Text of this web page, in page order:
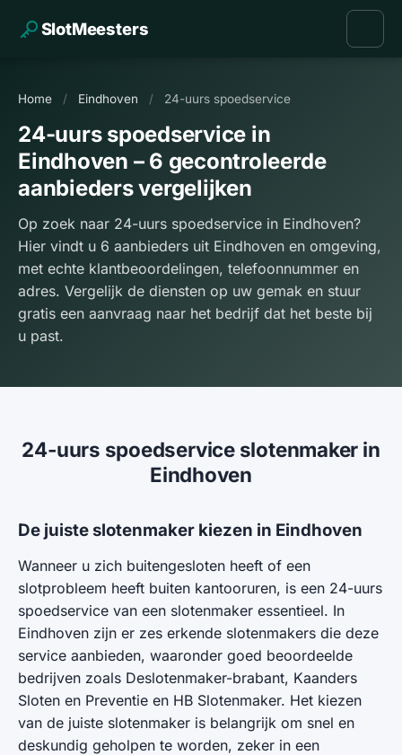
SlotMeesters
Home / Eindhoven / 24-uurs spoedservice
24-uurs spoedservice in
Eindhoven – 6 gecontroleerde
aanbieders vergelijken
Op zoek naar 24-uurs spoedservice in Eindhoven?
Hier vindt u 6 aanbieders uit Eindhoven en omgeving,
met echte klantbeoordelingen, telefoonnummer en
adres. Vergelijk de diensten op uw gemak en stuur
gratis een aanvraag naar het bedrijf dat het beste bij
u past.
24-uurs spoedservice slotenmaker in
Eindhoven
De juiste slotenmaker kiezen in Eindhoven
Wanneer u zich buitengesloten heeft of een
slotprobleem heeft buiten kantooruren, is een 24-uurs
spoedservice van een slotenmaker essentieel. In
Eindhoven zijn er zes erkende slotenmakers die deze
service aanbieden, waaronder goed beoordeelde
bedrijven zoals Deslotenmaker-brabant, Kaanders
Sloten en Preventie en HB Slotenmaker. Het kiezen
van de juiste slotenmaker is belangrijk om snel en
deskundig geholpen te worden, zeker in een